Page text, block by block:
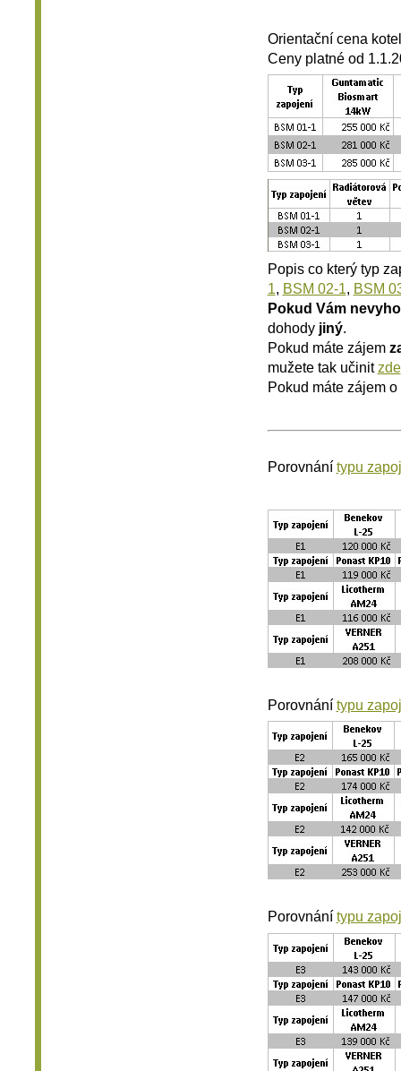
Orientační cena
Ceny platné od
Popis co který typ
1, BSM 02-1, BSM
Pokud Vám
dohody jiný.
Pokud máte zájem
mužete tak učinitzde
Pokud máte zájem o
Porovnánítypu
Porovnánítypu
Porovnánítypu